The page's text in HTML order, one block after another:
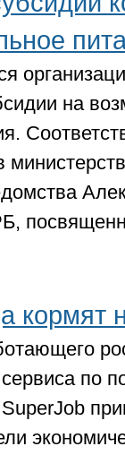
на
кормят
по